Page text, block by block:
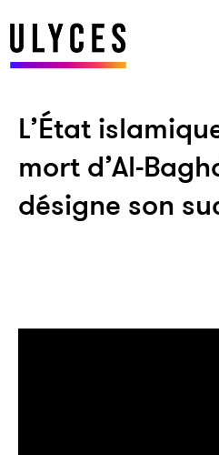
L’État
mort d’Al-
désigne son